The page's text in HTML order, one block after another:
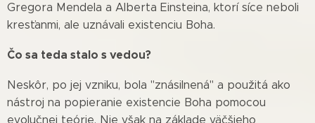
Gregora Mendela a Alberta Einsteina, ktorí síce neboli
kresťanmi, ale uznávali existenciu Boha.
Čo sa teda stalo s vedou?
Neskôr, po jej vzniku, bola "znásilnená" a použitá ako
nástroj na popieranie existencie Boha pomocou
evolučnej teórie. Nie však na základe väčšieho